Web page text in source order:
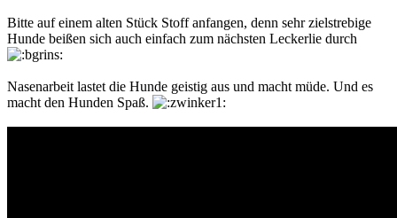
Bitte auf einem alten Stück Stoff anfangen, denn sehr zielstrebige
Hunde beißen sich auch einfach zum nächsten Leckerlie durch
Nasenarbeit lastet die Hunde geistig aus und macht müde. Und es
macht den Hunden Spaß.